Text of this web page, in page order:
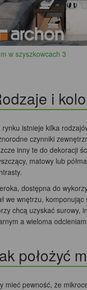
w szyszkowcach 3
i
rynku istnieje kilka
czynniki
inny te do dekoracji
matowy lub
dostępna do
we wnętrzu,
chcą uzyskać surowy,
a wieloma
położyć
mieć pewność, że